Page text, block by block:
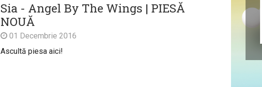
Sia - Angel By The Wings | PIESĂ
NOUĂ
01 Decembrie 2016
Ascultă piesa aici!